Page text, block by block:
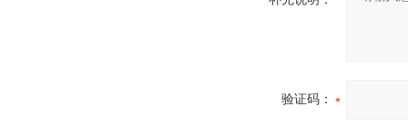
验证码：